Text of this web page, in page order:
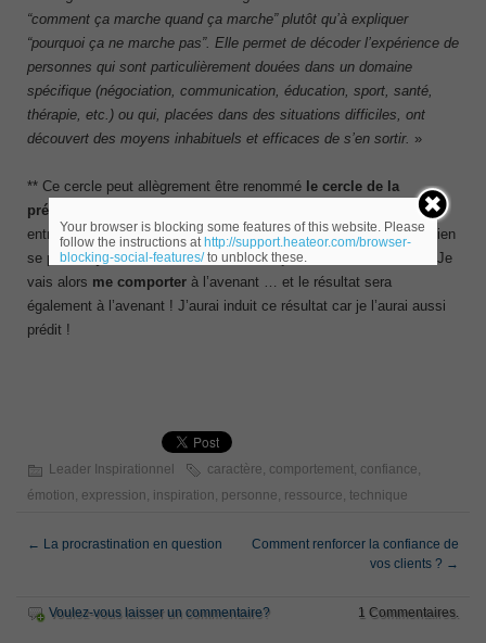
“comment ça marche quand ça marche” plutôt qu’à expliquer
“pourquoi ça ne marche pas”. Elle permet de décoder l’expérience de
personnes qui sont particulièrement douées dans un domaine
spécifique (négociation, communication, éducation, sport, santé,
thérapie, etc.) ou qui, placées dans des situations difficiles, ont
découvert des moyens inhabituels et efficaces de s’en sortir. »
** Ce cercle peut allègrement être renommé le cercle de la
prédiction qui se réalise
, par exemple, que mon
entretien de demain avec mon supérieur hiérarchique ne va pas bien
se passer,je me sensmal. Peut-être ai-je une boule au ventre ? Je
vais alors me comporter à l’avenant … et le résultat sera
également à l’avenant ! J’aurai induit ce résultat car je l’aurai aussi
prédit !
Leader Inspirationnel caractère comportement confiance
émotion expression inspiration personne ressource technique
← La procrastination en question
Comment renforcer la confiance de
vos clients ? →
Voulez-vous laisser un commentaire? 1 Commentaires.
Your browser is blocking some features of this website. Please
follow the instructions at http://support.heateor.com/browser-
blocking-social-features/to unblock these.